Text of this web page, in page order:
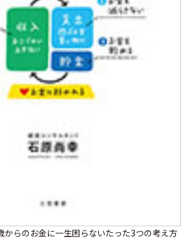
からのお金に一生困らないたった3つの考え方